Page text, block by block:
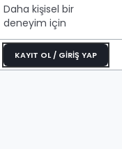
Daha kişisel bir
deneyim için
KAYIT OL / GİRİŞ YAP